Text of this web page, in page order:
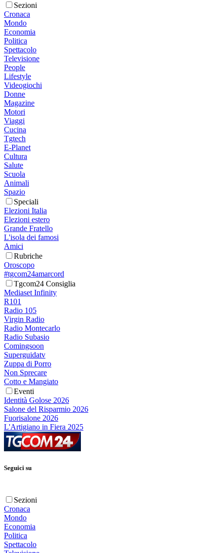
Sezioni
Cronaca
Mondo
Economia
Politica
Spettacolo
Televisione
People
Lifestyle
Videogiochi
Donne
Magazine
Motori
Viaggi
Cucina
Tgtech
E-Planet
Cultura
Salute
Scuola
Animali
Spazio
Speciali
Elezioni Italia
Elezioni estero
Grande Fratello
L'isola dei famosi
Amici
Rubriche
Oroscopo
#tgcom24amarcord
Tgcom24 Consiglia
Mediaset Infinity
R101
Radio 105
Virgin Radio
Radio Montecarlo
Radio Subasio
Comingsoon
Superguidatv
Zuppa di Porro
Non Sprecare
Cotto e Mangiato
Eventi
Identità Golose 2026
Salone del Risparmio 2026
Fuorisalone 2026
L'Artigiano in Fiera 2025
Seguici su
Sezioni
Cronaca
Mondo
Economia
Politica
Spettacolo